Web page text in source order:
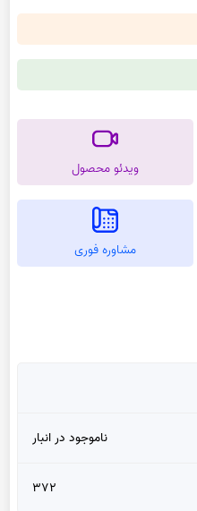
ویدئو محصول
مشاوره فوری
ناموجود در انبار
372